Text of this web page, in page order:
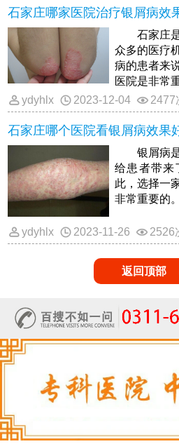
石家庄哪家医院治疗银屑病效
石家庄是
众多的医疗
病的患者来
医院是非常
医院在银屑
ydyhlx 2023-12-04 2477
石家庄哪个医院看银屑病效果
银屑病是
给患者带来
此，选择一
非常重要的
ydyhlx
2023-11-26 2526
返回顶部